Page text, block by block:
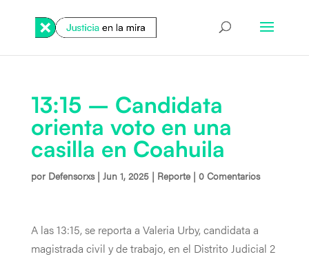
13:15 – Candidata
orienta voto en una
casilla en Coahuila
por Defensorxs| Jun 1, 2025| Reporte| 0 Comentarios
A las 13:15, se reporta a Valeria Urby, candidata a
magistrada civil y de trabajo, en el Distrito Judicial 2